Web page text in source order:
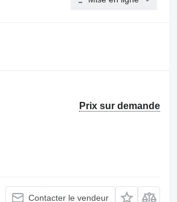
Prix sur demande
Contacter le vendeur